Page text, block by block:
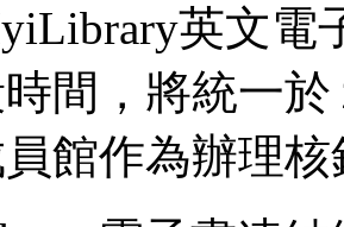
英文電
間，將統一
館作為辦理